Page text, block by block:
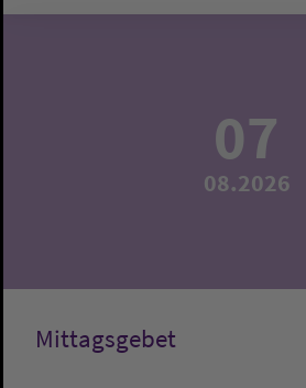
07
08.2026
Mittagsgebet